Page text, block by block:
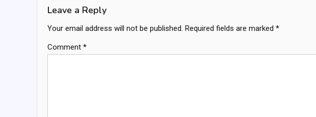
Leave a Reply
Your email address will not be published. Required fields are marked *
Comment *